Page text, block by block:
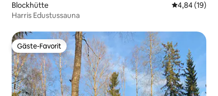
Blockhütte
4,84 (19)
Harris Edustussauna
Gäste-Favorit
Gäste-Favorit